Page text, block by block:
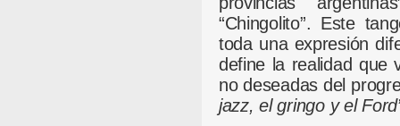
“Chingolito”. Este
toda una expresión
define la realidad que
no deseadas del
jazz, el gringo y el